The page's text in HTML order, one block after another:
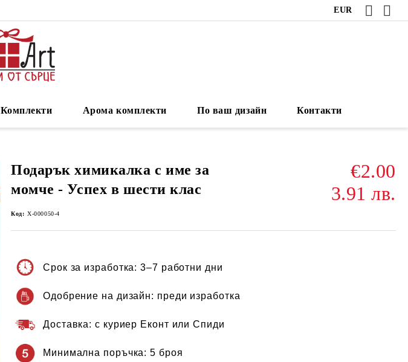
EUR
Комплекти Арома комплекти По ваш дизайн Контакти
Подарък химикалка с име за
момче - Успех в шести клас
€2.00
3.91 лв.
Код: Х-000050-4
Срок за изработка: 3–7 работни дни
Одобрение на дизайн: преди изработка
Доставка: с куриер Еконт или Спиди
Минимална поръчка: 5 броя